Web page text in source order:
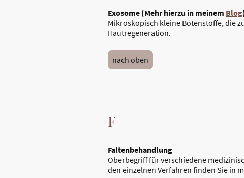
Exosome (Mehr hierzu in meinem Blog
Mikroskopisch kleine Botenstoffe, die
Hautregeneration.
nach oben
F
Faltenbehandlung
Oberbegriff für verschiedene
den einzelnen Verfahren finden Sie in